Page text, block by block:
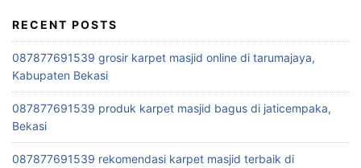
RECENT POSTS
087877691539 grosir karpet masjid online di tarumajaya,
Kabupaten Bekasi
087877691539 produk karpet masjid bagus di jaticempaka,
Bekasi
087877691539 rekomendasi karpet masjid terbaik di